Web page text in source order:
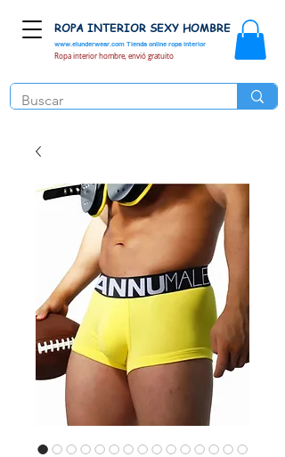
www.elunderwear.com Tienda online ropa interior
ROPA INTERIOR SEXY HOMBRE
Ropa interior hombre, envió gratuito